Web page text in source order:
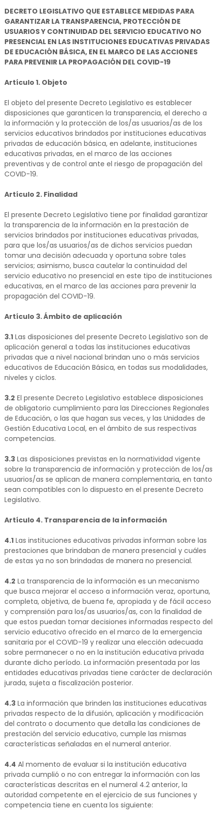
DECRETO LEGISLATIVO QUE ESTABLECE MEDIDAS PARA
GARANTIZAR LA TRANSPARENCIA, PROTECCIÓN DE
USUARIOS Y CONTINUIDAD DEL SERVICIO EDUCATIVO NO
PRESENCIAL EN LAS INSTITUCIONES EDUCATIVAS PRIVADAS
DE EDUCACIÓN BÁSICA, EN EL MARCO DE LAS ACCIONES
PARA PREVENIR LA PROPAGACIÓN DEL COVID-19
Artículo 1. Objeto
El objeto del presente Decreto Legislativo es establecer
disposiciones que garanticen la transparencia, el derecho a
la información y la protección de los/as usuarios/as de los
servicios educativos brindados por instituciones educativas
privadas de educación básica, en adelante, instituciones
educativas privadas, en el marco de las acciones
preventivas y de control ante el riesgo de propagación del
COVID-19.
Artículo 2. Finalidad
El presente Decreto Legislativo tiene por finalidad garantizar
la transparencia de la información en la prestación de
servicios brindados por instituciones educativas privadas,
para que los/as usuarios/as de dichos servicios puedan
tomar una decisión adecuada y oportuna sobre tales
servicios; asimismo, busca cautelar la continuidad del
servicio educativo no presencial en este tipo de instituciones
educativas, en el marco de las acciones para prevenir la
propagación del COVID-19.
Artículo 3. Ámbito de aplicación
3.1Las disposiciones del presente Decreto Legislativo son de
aplicación general a todas las instituciones educativas
privadas que a nivel nacional brindan uno o más servicios
educativos de Educación Básica, en todas sus modalidades,
niveles y ciclos.
3.2 El presente Decreto Legislativo establece disposiciones
de obligatorio cumplimiento para las Direcciones Regionales
de Educación, o las que hagan sus veces, y las Unidades de
Gestión Educativa Local, en el ámbito de sus respectivas
competencias.
3.3Las disposiciones previstas en la normatividad vigente
sobre la transparencia de información y protección de los/as
usuarios/as se aplican de manera complementaria, en tanto
sean compatibles con lo dispuesto en el presente Decreto
Legislativo.
Artículo 4. Transparencia de la información
4.1Las instituciones educativas privadas informan sobre las
prestaciones que brindaban de manera presencial y cuáles
de estas ya no son brindadas de manera no presencial.
4.2 La transparencia de la información es un mecanismo
que busca mejorar el acceso a información veraz, oportuna,
completa, objetiva, de buena fe, apropiada y de fácil acceso
y comprensión para los/as usuarios/as, con la finalidad de
que estos puedan tomar decisiones informadas respecto del
servicio educativo ofrecido en el marco de la emergencia
sanitaria por el COVID-19 y realizar una elección adecuada
sobre permanecer o no en la institución educativa privada
durante dicho período. La información presentada por las
entidades educativas privadas tiene carácter de declaración
jurada, sujeta a fiscalización posterior.
4.3La información que brinden las instituciones educativas
privadas respecto de la difusión, aplicación y modificación
del contrato o documento que detalla las condiciones de
prestación del servicio educativo, cumple las mismas
características señaladas en el numeral anterior.
4.4 Al momento de evaluar si la institución educativa
privada cumplió o no con entregar la información con las
características descritas en el numeral 4.2 anterior, la
autoridad competente en el ejercicio de sus funciones y
competencia tiene en cuenta los siguiente: